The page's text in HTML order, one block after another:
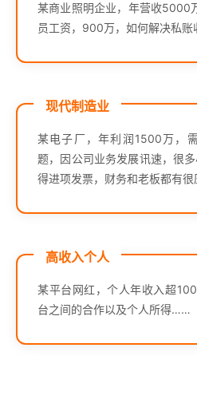
某商业照明企业，年营收5000
员工资，900万，如何解决私
现代制造业
某电子厂，年利润1500万，
题，因公司业务发展讯速，很
得进项发票，财务和老板都有
高收入个人
某平台网红，个人年收入超
台之间的合作以及个人所得……